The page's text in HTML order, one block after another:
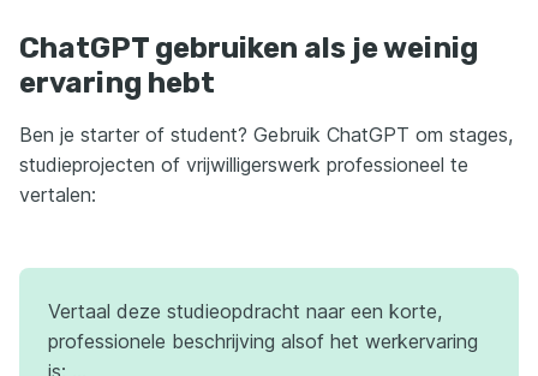
ChatGPT gebruiken als je weinig
ervaring hebt
Ben je starter of student? Gebruik ChatGPT om stages,
studieprojecten of vrijwilligerswerk professioneel te
vertalen:
Vertaal deze studieopdracht naar een korte,
professionele beschrijving alsof het werkervaring
is: …